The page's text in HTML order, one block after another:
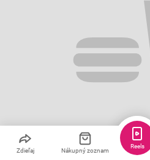
Zdieľaj Nákupný zoznam
Reels